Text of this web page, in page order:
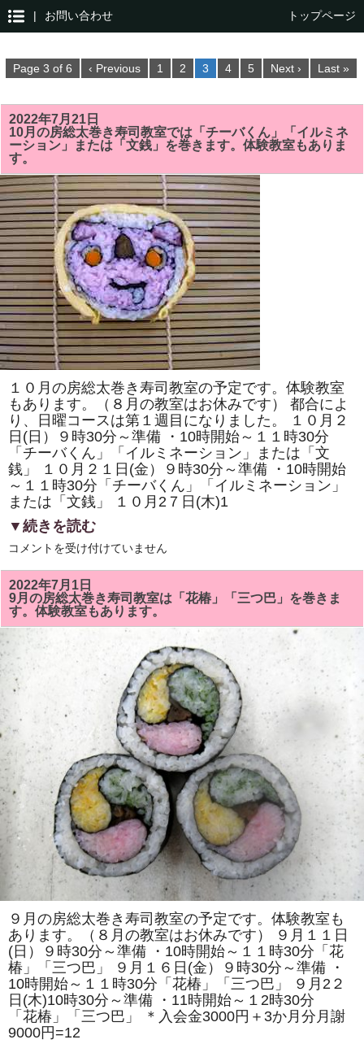
| お問い合わせ トップページ
Page 3 of 6 ‹ Previous 1 2 3 4 5 Next › Last »
2022年7月21日
10月の房総太巻き寿司教室では「チーバくん」「イルミネ
ーション」または「文銭」を巻きます。体験教室もありま
す。
１０月の房総太巻き寿司教室の予定です。体験教室
もあります。（８月の教室はお休みです） 都合によ
り、日曜コースは第１週目になりました。 １０月２
日(日）９時30分～準備 ・10時開始～１１時30分
「チーバくん」「イルミネーション」または「文
銭」 １０月２１日(金）９時30分～準備 ・10時開始
～１１時30分「チーバくん」「イルミネーション」
または「文銭」 １０月2７日(木)1
▼続きを読む
10
の
房
総
太
巻
き
寿
教
室
で
は
バ
ん」
「イ
ル
ミ
ネ
ー
シ
ョ
ン」
た
は
「文
銭」
を
巻
き
ま
す。
体
験
教
室
も
あ
り
コメントを受け付けていません
2022年7月1日
9月の房総太巻き寿司教室は「花椿」「三つ巴」を巻きま
す。体験教室もあります。
９月の房総太巻き寿司教室の予定です。体験教室も
あります。（８月の教室はお休みです） ９月１１日
(日）９時30分～準備 ・10時開始～１１時30分「花
椿」「三つ巴」 ９月１６日(金）９時30分～準備 ・
10時開始～１１時30分「花椿」「三つ巴」 ９月2２
日(木)10時30分～準備 ・11時開始～１2時30分
「花椿」「三つ巴」 ＊入会金3000円＋3か月分月謝
9000円=12